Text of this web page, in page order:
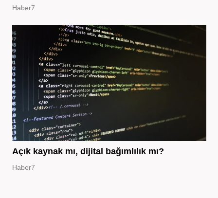
Haber7
Açık kaynak mı, dijital bağımlılık mı?
Haber7